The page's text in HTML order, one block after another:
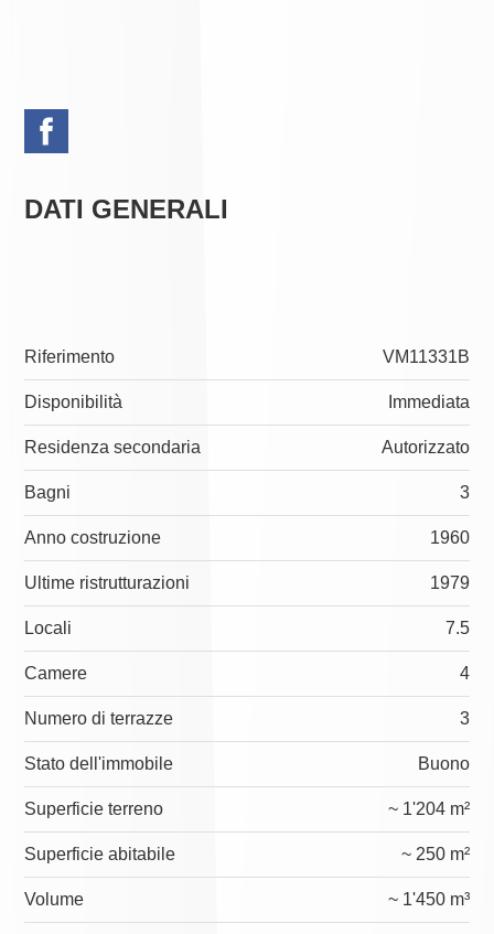
DATI GENERALI
Riferimento VM11331B
Disponibilità Immediata
Residenza secondaria Autorizzato
Bagni 3
Anno costruzione 1960
Ultime ristrutturazioni 1979
Locali 7.5
Camere 4
Numero di terrazze 3
Stato dell'immobile Buono
Superficie terreno ~ 1'204 m²
Superficie abitabile ~ 250 m²
Volume ~ 1'450 m³